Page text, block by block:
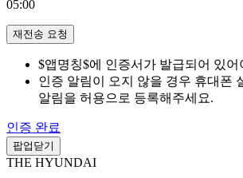
05:00
재전송 요청
$앱명칭$에 인증서가 발급되어 있
인증 알림이 오지 않을 경우 휴대폰
알림을 허용으로 등록해주세요.
인증 완료
팝업닫기
THE HYUNDAI